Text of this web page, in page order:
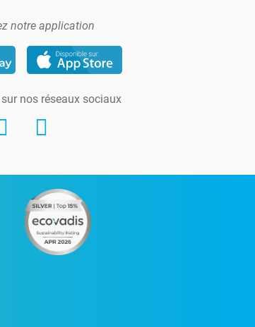
notre application
nos réseaux sociaux